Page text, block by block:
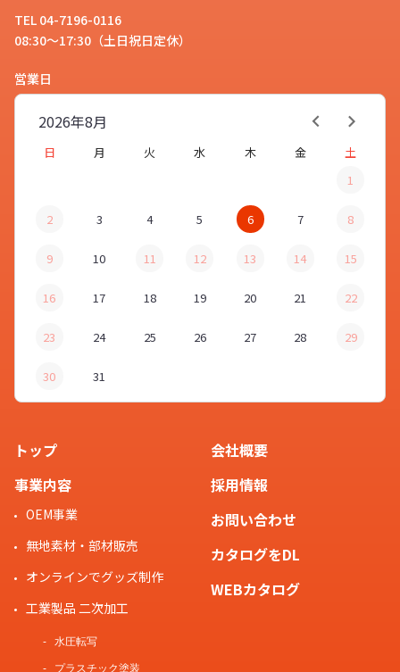
TEL 04-7196-0116
08:30～17:30（土日祝日定休）
営業日
8月
2026年
日 月 火 水 木 金
土
1
2 3 4 5 6 7 8
9 10 11 12 13 14 15
16 17 18 19 20 21 22
23 24 25 26 27 28 29
30 31
トップ
事業内容
OEM事業
無地素材・部材販売
オンラインでグッズ制作
工業製品 二次加工
水圧転写
プラスチック塗装
会社概要
採用情報
お問い合わせ
カタログをDL
WEBカタログ